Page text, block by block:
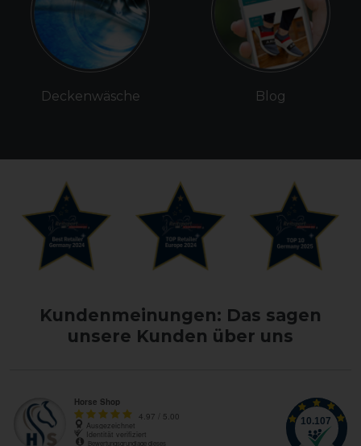
Deckenwäsche Blog
Kundenmeinungen: Das sagen
unsere Kunden über uns